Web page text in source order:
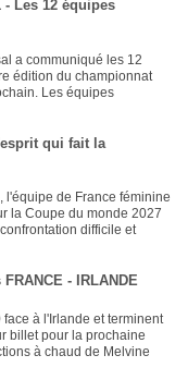
Les 12 équipes
a communiqué les 12
édition du championnat
Les équipes
qui fait la
l'équipe de France féminine
la Coupe du monde 2027
difficile et
- IRLANDE
à l'Irlande et terminent
billet pour la prochaine
à chaud de Melvine